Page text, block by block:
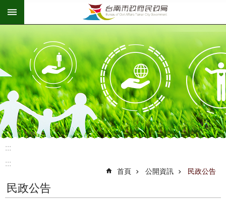
跳到主要內容區塊
:::
:::
首頁 公開資訊 民政公告
民政公告